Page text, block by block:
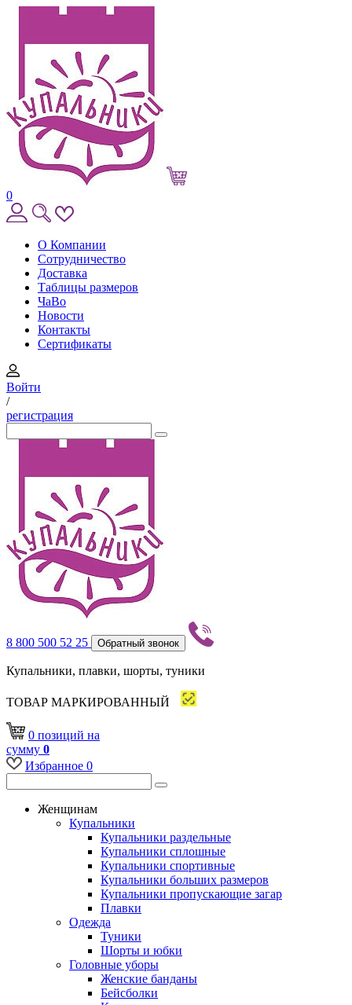
0
О Компании
Сотрудничество
Доставка
Таблицы размеров
ЧаВо
Новости
Контакты
Сертификаты
Войти
/
регистрация
8 800 500 52 25 Обратный звонок
Купальники, плавки, шорты, туники
ТОВАР МАРКИРОВАННЫЙ
0 позиций на
сумму 0
Избранное 0
Женщинам
Купальники
Купальники раздельные
Купальники сплошные
Купальники спортивные
Купальники больших размеров
Купальники пропускающие загар
Плавки
Одежда
Туники
Шорты и юбки
Головные уборы
Женские банданы
Бейсболки